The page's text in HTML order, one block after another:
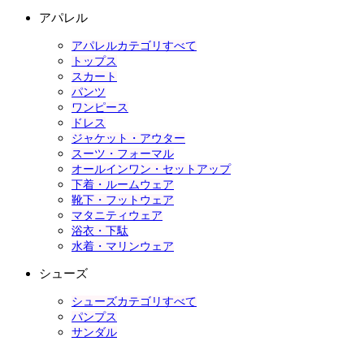
アパレル
アパレルカテゴリすべて
トップス
スカート
パンツ
ワンピース
ドレス
ジャケット・アウター
スーツ・フォーマル
オールインワン・セットアップ
下着・ルームウェア
靴下・フットウェア
マタニティウェア
浴衣・下駄
水着・マリンウェア
シューズ
シューズカテゴリすべて
パンプス
サンダル